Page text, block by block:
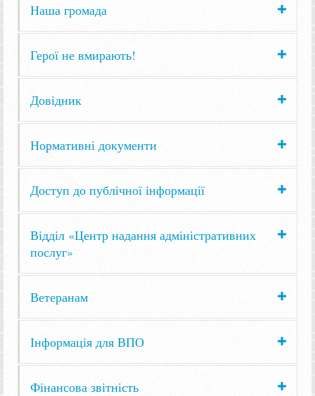
Наша громада
Герої не вмирають!
Довідник
Нормативні документи
Доступ до публічної інформації
Відділ «Центр надання адміністративних
послуг»
Ветеранам
Інформація для ВПО
Фінансова звітність